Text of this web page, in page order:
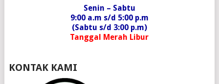
Senin – Sabtu
9:00 a.m s/d 5:00 p.m
(Sabtu s/d 3:00 p.m)
Tanggal Merah Libur
KONTAK KAMI